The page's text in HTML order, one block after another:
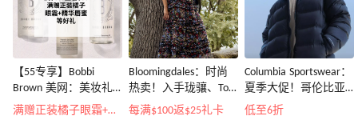
【55专享】Bobbi
Brown 美网：美妆礼
遇！满$150立省$50
满赠正装橘子眼霜+精华唇蜜等好礼
Bloomingdales：时尚
热卖！入手珑骧、Tory
Burch、拉夫劳伦等
每满$100返$25礼卡
Columbia Sportswear：
夏季大促！哥伦比亚
运动热卖
低至6折